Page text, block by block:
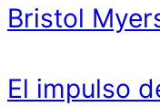
Bristol
El impulso